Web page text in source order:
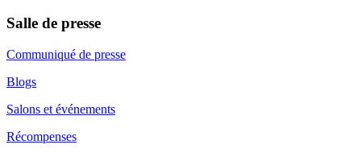
Salle de presse
Communiqué de presse
Blogs
Salons et événements
Récompenses